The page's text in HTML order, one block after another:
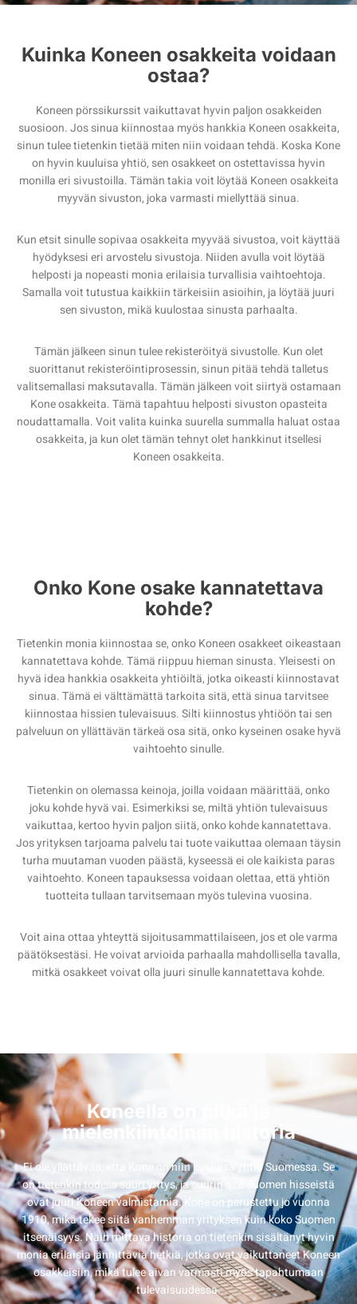
Kuinka Koneen osakkeita voidaan
ostaa?
Koneen pörssikurssit vaikuttavat hyvin paljon osakkeiden
suosioon. Jos sinua kiinnostaa myös hankkia Koneen osakkeita,
sinun tulee tietenkin tietää miten niin voidaan tehdä. Koska Kone
on hyvin kuuluisa yhtiö, sen osakkeet on ostettavissa hyvin
monilla eri sivustoilla. Tämän takia voit löytää Koneen osakkeita
myyvän sivuston, joka varmasti miellyttää sinua.
Kun etsit sinulle sopivaa osakkeita myyvää sivustoa, voit käyttää
hyödyksesi eri arvostelu sivustoja. Niiden avulla voit löytää
helposti ja nopeasti monia erilaisia turvallisia vaihtoehtoja.
Samalla voit tutustua kaikkiin tärkeisiin asioihin, ja löytää juuri
sen sivuston, mikä kuulostaa sinusta parhaalta.
Tämän jälkeen sinun tulee rekisteröityä sivustolle. Kun olet
suorittanut rekisteröintiprosessin, sinun pitää tehdä talletus
valitsemallasi maksutavalla. Tämän jälkeen voit siirtyä ostamaan
Kone osakkeita. Tämä tapahtuu helposti sivuston opasteita
noudattamalla. Voit valita kuinka suurella summalla haluat ostaa
osakkeita, ja kun olet tämän tehnyt olet hankkinut itsellesi
Koneen osakkeita.
Onko Kone osake kannatettava
kohde?
Tietenkin monia kiinnostaa se, onko Koneen osakkeet oikeastaan
kannatettava kohde. Tämä riippuu hieman sinusta. Yleisesti on
hyvä idea hankkia osakkeita yhtiöiltä, jotka oikeasti kiinnostavat
sinua. Tämä ei välttämättä tarkoita sitä, että sinua tarvitsee
kiinnostaa hissien tulevaisuus. Silti kiinnostus yhtiöön tai sen
palveluun on yllättävän tärkeä osa sitä, onko kyseinen osake hyvä
vaihtoehto sinulle.
Tietenkin on olemassa keinoja, joilla voidaan määrittää, onko
joku kohde hyvä vai. Esimerkiksi se, miltä yhtiön tulevaisuus
vaikuttaa, kertoo hyvin paljon siitä, onko kohde kannatettava.
Jos yrityksen tarjoama palvelu tai tuote vaikuttaa olemaan täysin
turha muutaman vuoden päästä, kyseessä ei ole kaikista paras
vaihtoehto. Koneen tapauksessa voidaan olettaa, että yhtiön
tuotteita tullaan tarvitsemaan myös tulevina vuosina.
Voit aina ottaa yhteyttä sijoitusammattilaiseen, jos et ole varma
päätöksestäsi. He voivat arvioida parhaalla mahdollisella tavalla,
mitkä osakkeet voivat olla juuri sinulle kannatettava kohde.
Koneella on pitkä ja
mielenkiintoinen historia
Ei ole yllättävää, että Kone on niin kuuluisa yhtiö Suomessa. Se
on tietenkin todella suuri yritys, ja suurin osa Suomen hisseistä
ovat juuri Koneen valmistamia. Kone on perustettu jo vuonna
1910, mikä tekee siitä vanhemman yrityksen kuin koko Suomen
itsenäisyys. Näin mittava historia on tietenkin sisältänyt hyvin
monia erilaisia jännittäviä hetkiä, jotka ovat vaikuttaneet Koneen
osakkeisiin, mikä tulee aivan varmasti myös tapahtumaan
tulevaisuudessa.